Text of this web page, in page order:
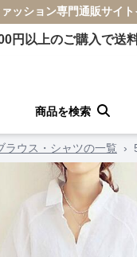
ッション専門通販サイト
円以上のご購入で送
商品を検索
ラウス・シャツの一覧 ›